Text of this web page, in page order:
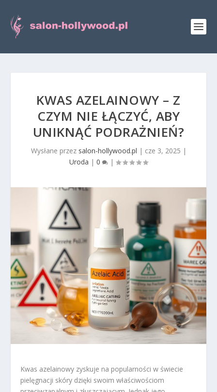
KWAS AZELAINOWY – Z
CZYM NIE ŁĄCZYĆ, ABY
UNIKNĄĆ PODRAŻNIEŃ?
Wysłane przez salon-hollywood.pl | cze 3, 2025 |
Uroda | 0 |
Kwas azelainowy zyskuje na popularności w świecie
pielęgnacji skóry dzięki swoim właściwościom